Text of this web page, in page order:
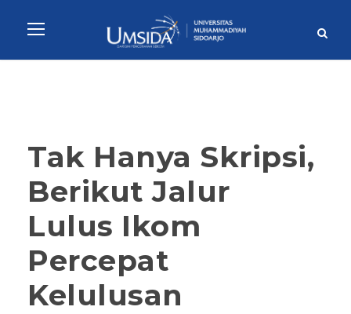
Tak Hanya Skripsi,
Berikut Jalur
Lulus Ikom
Percepat
Kelulusan